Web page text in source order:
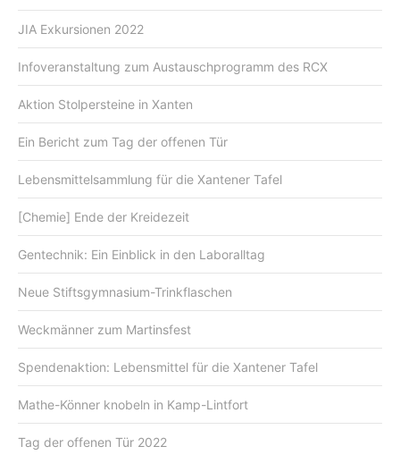
JIA Exkursionen 2022
Infoveranstaltung zum Austauschprogramm des RCX
Aktion Stolpersteine in Xanten
Ein Bericht zum Tag der offenen Tür
Lebensmittelsammlung für die Xantener Tafel
[Chemie] Ende der Kreidezeit
Gentechnik: Ein Einblick in den Laboralltag
Neue Stiftsgymnasium-Trinkflaschen
Weckmänner zum Martinsfest
Spendenaktion: Lebensmittel für die Xantener Tafel
Mathe-Könner knobeln in Kamp-Lintfort
Tag der offenen Tür 2022